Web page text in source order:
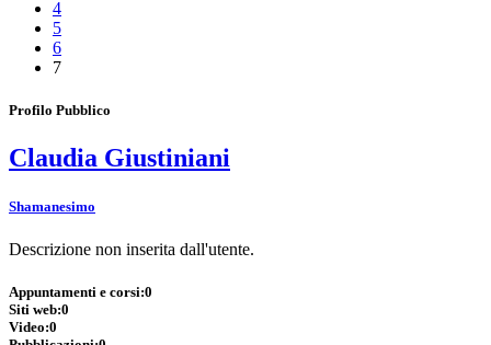
4
5
6
7
Profilo Pubblico
Claudia Giustiniani
Shamanesimo
Descrizione non inserita dall'utente.
Appuntamenti e corsi:0
Siti web:0
Video:0